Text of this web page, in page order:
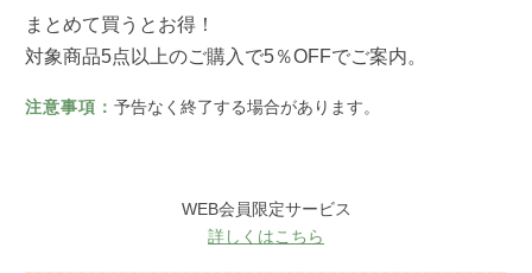
まとめて買うとお得！
対象商品5点以上のご購入で5％OFFでご案内。
注意事項： 予告なく終了する場合があります。
WEB会員限定サービス
詳しくはこちら